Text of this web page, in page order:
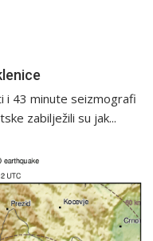
i 43 minute seizmografi
zabilježili su jak...